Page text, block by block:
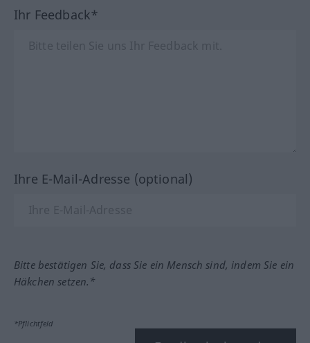
Ihr Feedback*
Ihre E-Mail-Adresse (optional)
Bitte bestätigen Sie, dass Sie ein Mensch sind, indem Sie ein
Häkchen setzen.*
*Pflichtfeld